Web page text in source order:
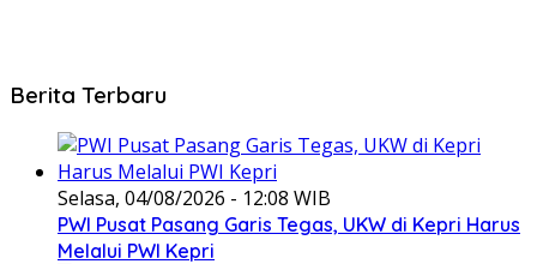
Berita Terbaru
Selasa, 04/08/2026 - 12:08 WIB
PWI Pusat Pasang Garis Tegas, UKW di Kepri Harus
Melalui PWI Kepri